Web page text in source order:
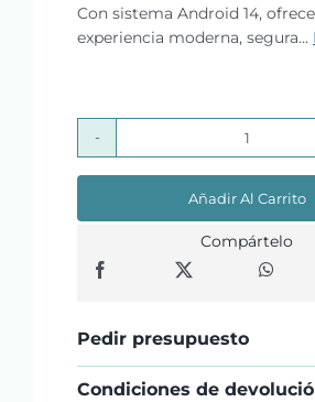
Con sistema Android 14,
experiencia moderna, segura...
+
SOPORTE
Añadir Al Carrito
Compártelo
Pedir presupuesto
Condiciones de